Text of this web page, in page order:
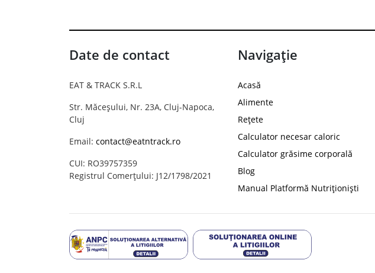
Date de contact
EAT & TRACK S.R.L
Str. Măceșului, Nr. 23A, Cluj-Napoca,
Cluj
Email: contact@eatntrack.ro
CUI: RO39757359
Registrul Comerțului: J12/1798/2021
Navigație
Acasă
Alimente
Rețete
Calculator necesar caloric
Calculator grăsime corporală
Blog
Manual Platformă Nutriționiști